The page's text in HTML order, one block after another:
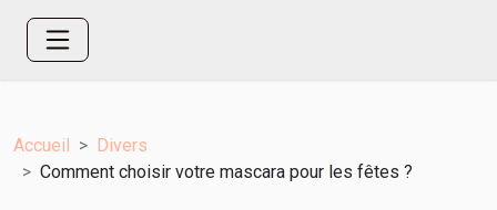
Accueil
Divers
Comment choisir votre mascara pour les fêtes ?